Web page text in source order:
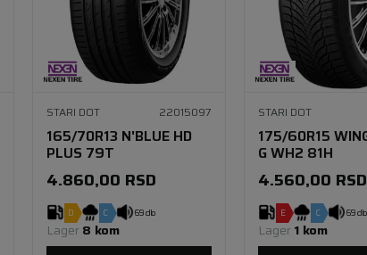
STARI DOT 22015097
165/70R13 N'BLUE HD
PLUS 79T
4.860,00 RSD
D C 69 db
Lager 8 kom
STARI DOT
175/60R15
G WH2 81H
4.560,00 RSD
E C 69 db
Lager 1 kom